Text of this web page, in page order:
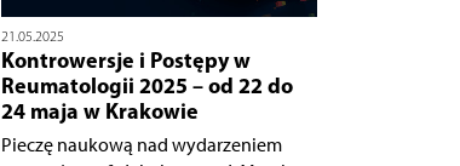
21.05.2025
Kontrowersje i Postępy w
Reumatologii 2025 – od 22 do
24 maja w Krakowie
Pieczę naukową nad wydarzeniem